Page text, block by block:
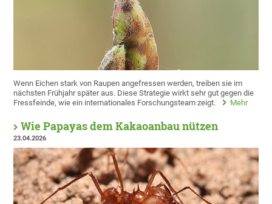
Wenn Eichen stark von Raupen angefressen werden, treiben sie im
nächsten Frühjahr später aus. Diese Strategie wirkt sehr gut gegen die
Fressfeinde, wie ein internationales Forschungsteam zeigt.
Mehr
Wie Papayas dem Kakaoanbau nützen
23.04.2026